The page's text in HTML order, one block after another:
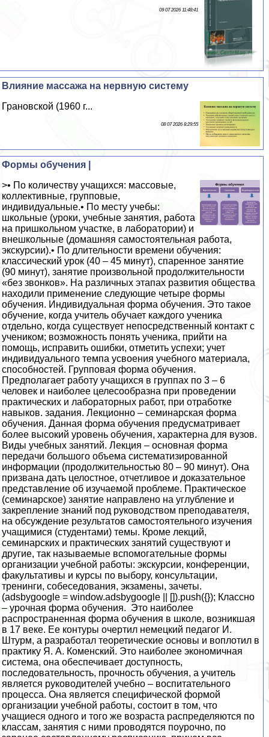
09 07 2026 11:48:41
Влияние массажа на нервную систему
Грановской (1960 г...
08 07 2026 8:29:55
Формы обучения |
>• По количеству учащихся: массовые,
коллективные, групповые,
индивидуальные.• По месту учебы:
школьные (уроки, учебные занятия, работа
на пришкольном участке, в лаборатории) и
внешкольные (домашняя самостоятельная работа,
экскурсии).• По длительности времени обучения:
классический урок (40 – 45 минут), спаренное занятие
(90 минут), занятие произвольной продолжительности
«без звонков». На различных этапах развития общества
находили применение следующие четыре формы
обучения. Индивидуальная форма обучения. Это такое
обучение, когда учитель обучает каждого ученика
отдельно, когда существует непосредственный контакт с
учеником; возможность понять ученика, прийти на
помощь, исправить ошибки, отметить успехи; учет
индивидуального темпа усвоения учебного материала,
способностей. Групповая форма обучения.
Предполагает работу учащихся в группах по 3 – 6
человек и наиболее целесообразна при проведении
практических и лабораторных работ, при отработке
навыков. задания. Лекционно – семинарская форма
обучения. Данная форма обучения предусматривает
более высокий уровень обучения, характерна для вузов.
Виды учебных занятий. Лекция – основная форма
передачи большого объема систематизированной
информации (продолжительностью 80 – 90 минут). Она
призвана дать целостное, отчетливое и доказательное
представление об изучаемой проблеме. Практическое
(семинарское) занятие направлено на углубление и
закрепление знаний под руководством преподавателя,
на обсуждение результатов самостоятельного изучения
учащимися (студентами) темы. Кроме лекций,
семинарских и практических занятий существуют и
другие, так называемые вспомогательные формы
организации учебной работы: экскурсии, конференции,
факультативы и курсы по выбору, консультации,
тренинги, собеседования, экзамены, зачеты.
(adsbygoogle = window.adsbygoogle || []).push({}); Классно
– урочная форма обучения. Это наиболее
распространенная форма обучения в школе, возникшая
в 17 веке. Ее контуры очертил немецкий педагог И.
Штурм, а разработал теоретические основы и воплотил в
практику Я. А. Коменский. Это наиболее экономичная
система, она обеспечивает доступность,
последовательность, прочность обучения, а учитель
является руководителей учебно – воспитательного
процесса. Она является специфической формой
организации учебной работы, состоит в том, что
учащиеся одного и того же возраста распределяются по
классам, занятия с ними проводятся поурочно, по